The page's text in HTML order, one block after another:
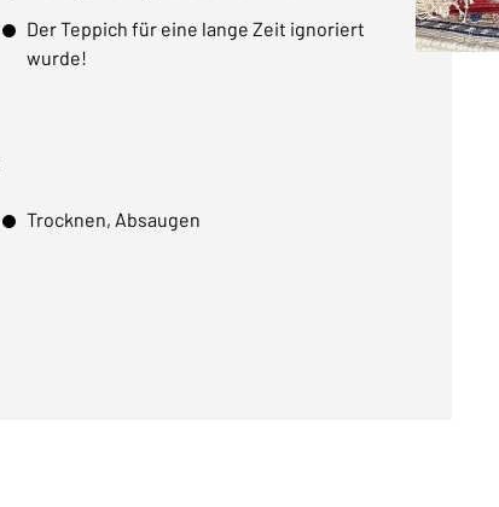
Der Teppich für eine lange Zeit ignoriert
wurde!
Trocknen, Absaugen